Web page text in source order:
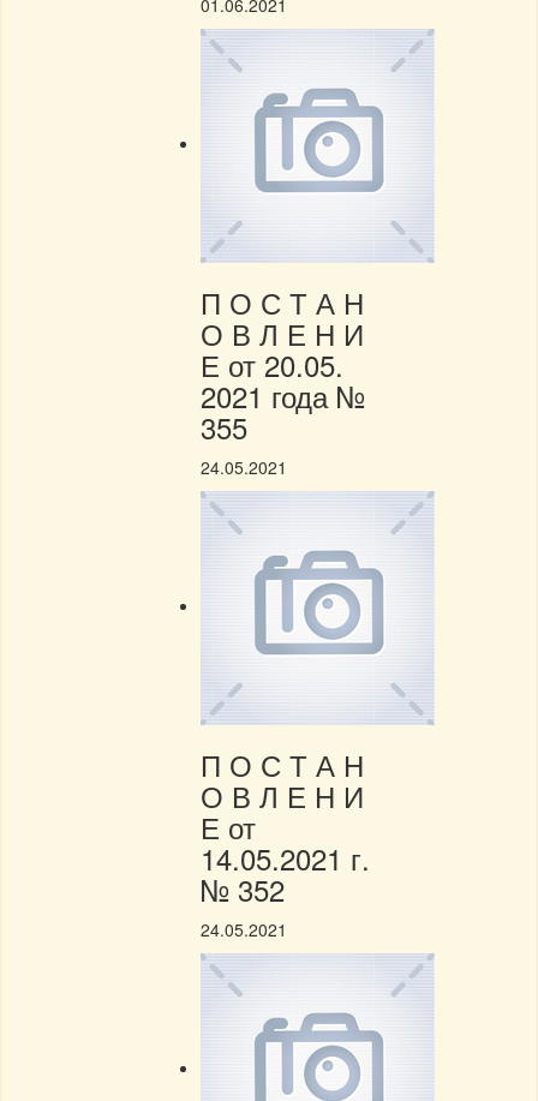
П О С Т А Н
О В Л Е Н И
Е от 20.05.
2021 года №
355
24.05.2021
П О С Т А Н
О В Л Е Н И
Е от
14.05.2021 г.
№ 352
24.05.2021